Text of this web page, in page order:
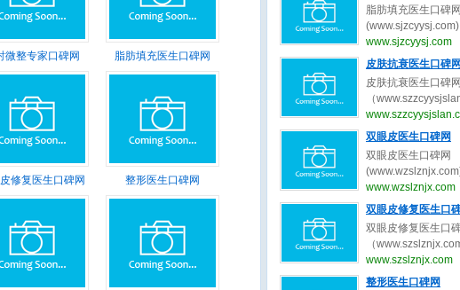
微整专家口碑网 脂肪填充医生口碑网
修复医生口碑网 整形医生口碑网
微整求美者整形决
注射微整医美评价
整医美前，先上注
网。
脂肪填充医生口碑网
碑最好的脂肪填充
最真实的关于脂肪
填充求美者整形决
脂肪填充医美评价
充医美前，先上脂
网。
www.sjzcyysj.com
皮肤抗衰医生口碑网
皮肤抗衰医生口碑网
（
国内口碑最好的皮
集全网最真实的关
价，为皮肤抗衰求
出最真实的皮肤抗
考。做皮肤抗衰医
抗衰医生口碑网。
双眼皮医生口碑网
双眼皮医生口碑网
碑最好的双眼皮医
真实的关于双眼皮
者整形决策提出最
美评价参考。做双
上双眼皮医生口碑网
www.wzslznjx.com
双眼皮修复医生口
双眼皮修复医生口
（
口碑最好的双眼皮
全网最真实的关于
www.szslznjx.com
整形医生口碑网